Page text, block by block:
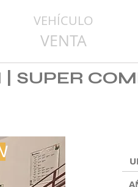
VEHÍCULO
VENTA
SUPER